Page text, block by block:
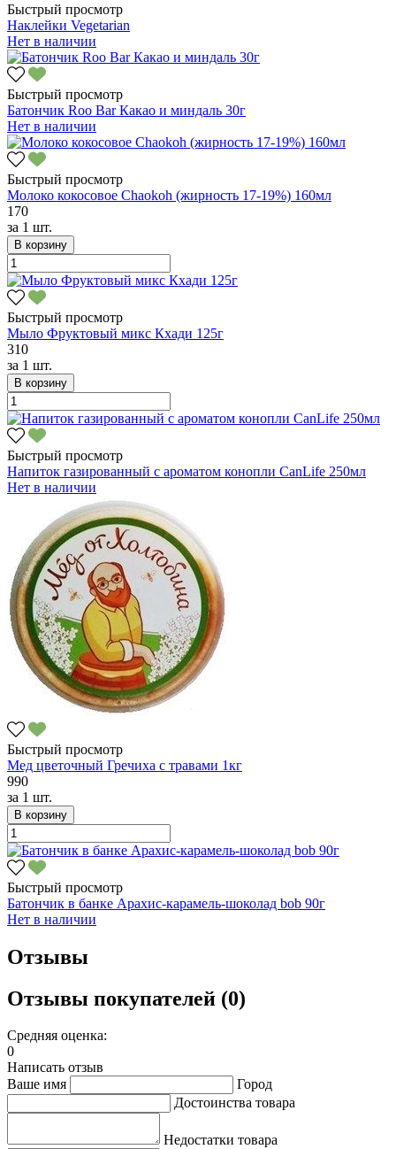
Быстрый просмотр
Наклейки Vegetarian
Нет в наличии
Быстрый просмотр
Батончик Roo Bar Какао и миндаль 30г
Нет в наличии
Быстрый просмотр
Молоко кокосовое Chaokoh (жирность 17-19%) 160мл
170
за 1 шт.
В корзину
Быстрый просмотр
Мыло Фруктовый микс Кхади 125г
310
за 1 шт.
В корзину
Быстрый просмотр
Напиток газированный с ароматом конопли CanLife 250мл
Нет в наличии
Быстрый просмотр
Мед цветочный Гречиха с травами 1кг
990
за 1 шт.
В корзину
Быстрый просмотр
Батончик в банке Арахис-карамель-шоколад bob 90г
Нет в наличии
Отзывы
Отзывы покупателей (0)
Средняя оценка:
0
Написать отзыв
Ваше имя
Город
Достоинства товара
Недостатки товара